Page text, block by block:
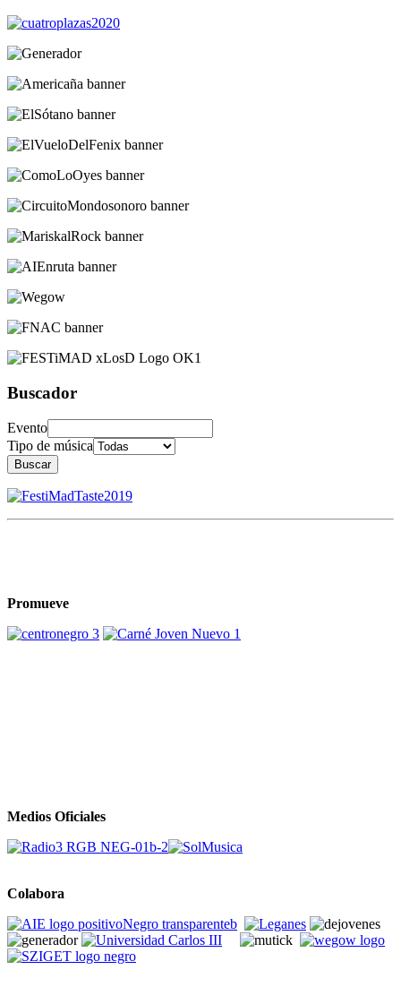
Buscador
Evento
Tipo de música
Buscar
Promueve
Medios Oficiales
Colabora